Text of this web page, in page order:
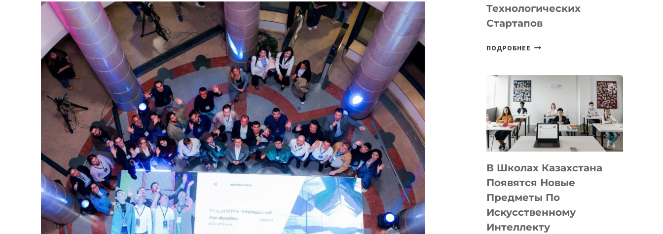
Технологических
Стартапов
ПОДРОБНЕЕ ОТКРЫТ
DEAL
VELOCITY
MOST
—
МЕЖДУНАРОДНУЮ
ДЛЯ
ТЕХНОЛОГИЧЕСКИХ
СТАРТАПОВ
В Школах Казахстана
Появятся Новые
Предметы По
Искусственному
Интеллекту